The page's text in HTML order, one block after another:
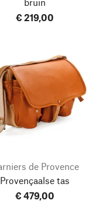
€ 219,00
de Provence
Provençaalse tas
€ 479,00